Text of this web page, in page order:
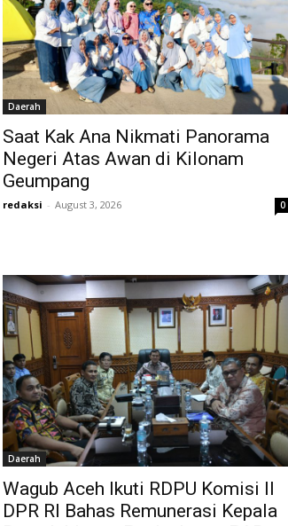
Daerah
Saat Kak Ana Nikmati Panorama
Negeri Atas Awan di Kilonam
Geumpang
redaksi - August 3, 2026 0
Daerah
Wagub Aceh Ikuti RDPU Komisi II
DPR RI Bahas Remunerasi Kepala